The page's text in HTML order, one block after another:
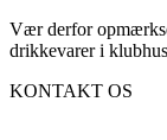
Vær derfor
drikkevarer i
KONTAKT OS